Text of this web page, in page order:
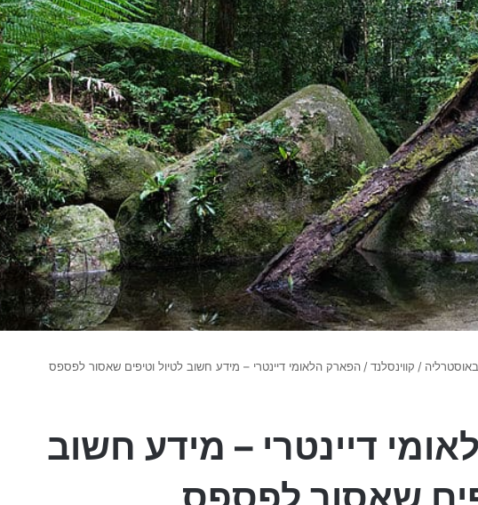
/ קווינסלנד/הפארק הלאומי דיינטרי – מידע חשוב לטיול וטיפים שאסור לפספס
דיינטרי – מידע חשוב